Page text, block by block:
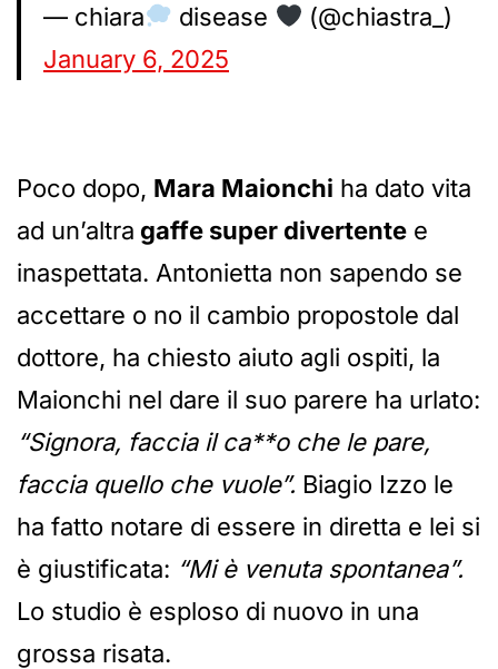
— chiara disease
(@chiastra_)
January 6, 2025
Poco dopo, Mara Maionchi ha dato vita
ad un’altra gaffe super divertente e
inaspettata. Antonietta non sapendo se
accettare o no il cambio propostole dal
dottore, ha chiesto aiuto agli ospiti, la
Maionchi nel dare il suo parere ha urlato:
“Signora, faccia il ca**o che le pare,
faccia quello che vuole”. Biagio Izzo le
ha fatto notare di essere in diretta e lei si
è giustificata: “Mi è venuta spontanea”.
Lo studio è esploso di nuovo in una
grossa risata.